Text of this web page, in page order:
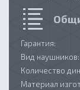
Гарантия:
Вид наушников:
Количество
Материал